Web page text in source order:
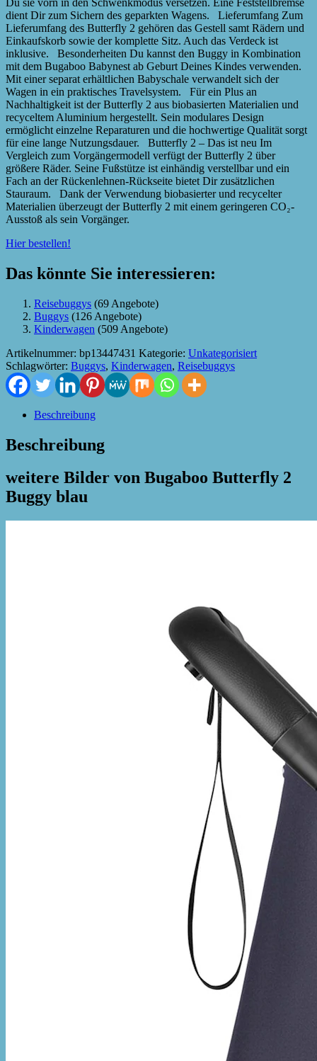
dient Dir zum Sichern des geparkten Wagens. Lieferumfang Zum
Lieferumfang des Butterfly 2 gehören das Gestell samt Rädern und
Einkaufskorb sowie der komplette Sitz. Auch das Verdeck ist
inklusive. Besonderheiten Du kannst den Buggy in Kombination
mit dem Bugaboo Babynest ab Geburt Deines Kindes verwenden.
Mit einer separat erhältlichen Babyschale verwandelt sich der
Wagen in ein praktisches Travelsystem. Für ein Plus an
Nachhaltigkeit ist der Butterfly 2 aus biobasierten Materialien und
recyceltem Aluminium hergestellt. Sein modulares Design
ermöglicht einzelne Reparaturen und die hochwertige Qualität sorgt
für eine lange Nutzungsdauer. Butterfly 2 – Das ist neu Im
Vergleich zum Vorgängermodell verfügt der Butterfly 2 über
größere Räder. Seine Fußstütze ist einhändig verstellbar und ein
Fach an der Rückenlehnen-Rückseite bietet Dir zusätzlichen
Stauraum. Dank der Verwendung biobasierter und recycelter
Materialien überzeugt der Butterfly 2 mit einem geringeren CO₂-
Ausstoß als sein Vorgänger.
Hier bestellen!
Das könnte Sie interessieren:
Reisebuggys (69 Angebote)
Buggys (126 Angebote)
Kinderwagen (509 Angebote)
Artikelnummer: bp13447431 Kategorie: Unkategorisiert
Schlagwörter: Buggys, Kinderwagen, Reisebuggys
Beschreibung
Beschreibung
weitere Bilder von Bugaboo Butterfly 2
Buggy blau